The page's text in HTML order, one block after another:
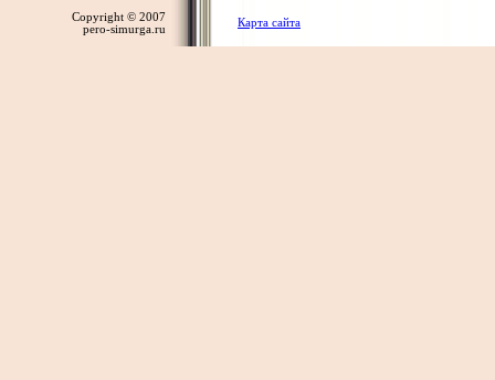
Copyright © 2007
pero-simurga.ru
Карта сайта